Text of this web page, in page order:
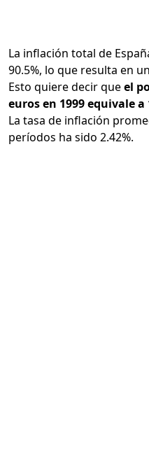
La inflación total de
90.5%, lo que resulta en
Esto quiere decir queel
euros en 1999 equivale a
La tasa de inflación
períodos ha sido 2.42%.